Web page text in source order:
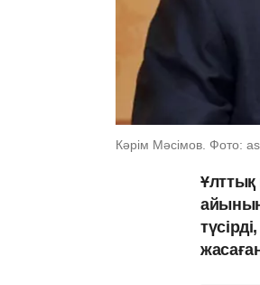
Кәрім Мәсімов. Фото:
Ұлттық